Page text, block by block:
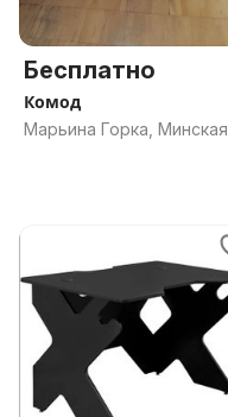
Бесплатно
Комод
Марьина Горка, Минская